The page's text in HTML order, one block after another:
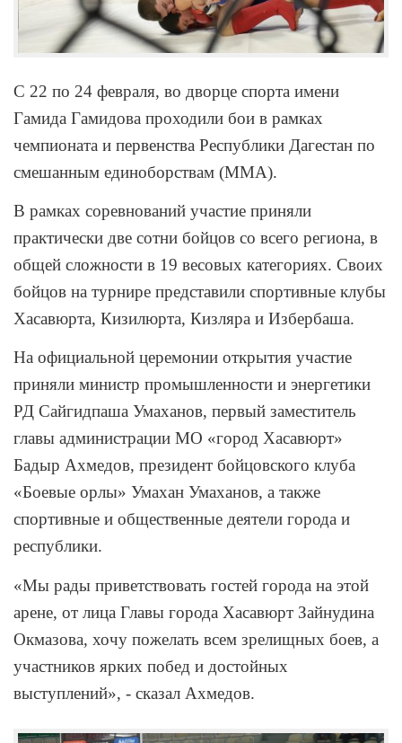
С 22 по 24 февраля, во дворце спорта имени
Гамида Гамидова проходили бои в рамках
чемпионата и первенства Республики Дагестан по
смешанным единоборствам (ММА).
В рамках соревнований участие приняли
практически две сотни бойцов со всего региона, в
общей сложности в 19 весовых категориях. Своих
бойцов на турнире представили спортивные клубы
Хасавюрта, Кизилюрта, Кизляра и Избербаша.
На официальной церемонии открытия участие
приняли министр промышленности и энергетики
РД Сайгидпаша Умаханов, первый заместитель
главы администрации МО «город Хасавюрт»
Бадыр Ахмедов, президент бойцовского клуба
«Боевые орлы» Умахан Умаханов, а также
спортивные и общественные деятели города и
республики.
«Мы рады приветствовать гостей города на этой
арене, от лица Главы города Хасавюрт Зайнудина
Окмазова, хочу пожелать всем зрелищных боев, а
участников ярких побед и достойных
выступлений», - сказал Ахмедов.